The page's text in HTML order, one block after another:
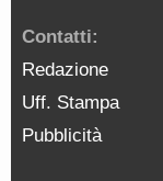
Contatti:
Redazione
Uff. Stampa
Pubblicità